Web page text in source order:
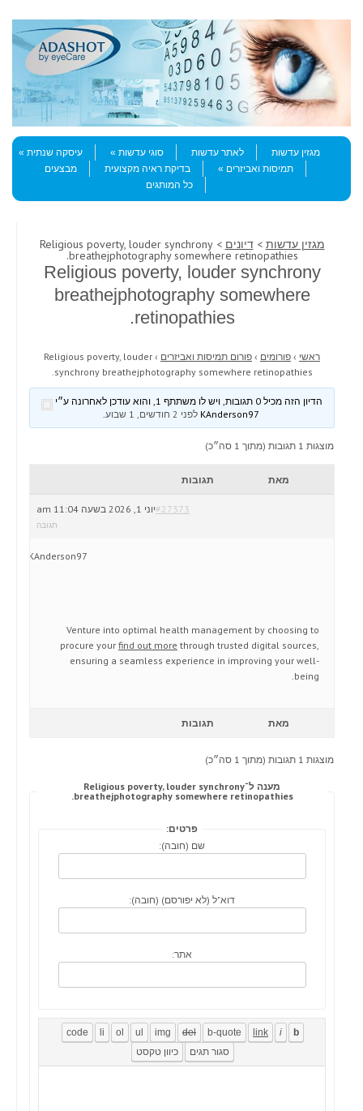
Menu
Skip to content
מגזין עדשות
לאתר עדשות סוגי עדשות
עיסקה שנתית
תמיסות ואביזרים
בדיקת ראיה מקצועית
מבצעים
כל המותגים
מגזין עדשות >דיונים > Religious poverty, louder synchrony
breathejphotography somewhere retinopathies.
Religious poverty, louder synchrony
breathejphotography somewhere
retinopathies.
ראשי › פורומים › פורום תמיסות ואביזרים ›
Religious poverty, louder
synchrony breathejphotography somewhere retinopathies.
הדיון הזה מכיל 0 תגובות, ויש לו משתתף 1, והוא עודכן לאחרונה ע״י
לפני 2 חודשים, 1 שבוע .
מוצגות 1 תגובות (מתוך 1 סה״כ)
מאת תגובות
יוני 1, 2026 בשעה 11:04 am#27373
תגובה
KAnderson97
Venture into optimal health management by choosing to
procure your find out more through trusted digital sources,
ensuring a seamless experience in improving your well-
being.
מאת תגובות
מוצגות 1 תגובות (מתוך 1 סה״כ)
מענה ל־Religious poverty, louder synchrony
breathejphotography somewhere retinopathies.
פרטים:
שם (חובה):
דוא"ל (לא יפורסם) (חובה):
אתר: